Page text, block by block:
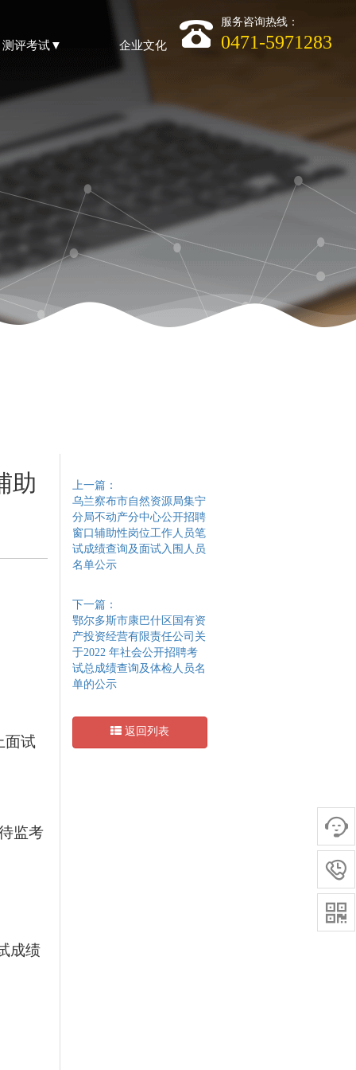
测评考试▼ 企业文化
服务咨询热线：
0471-5971283
助
面试
监考
成绩
上一篇：
乌兰察布市自然资源局集宁
分局不动产分中心公开招聘
窗口辅助性岗位工作人员笔
试成绩查询及面试入围人员
名单公示
下一篇：
鄂尔多斯市康巴什区国有资
产投资经营有限责任公司关
于2022 年社会公开招聘考
试总成绩查询及体检人员名
单的公示
返回列表


